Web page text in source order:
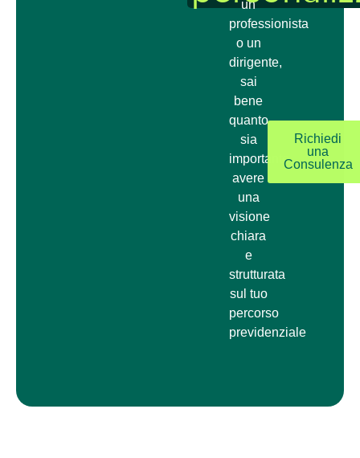
un
professionista
o un
dirigente,
sai
bene
quanto
sia
importante
avere
una
visione
chiara
e
strutturata
sul tuo
percorso
previdenziale
Richiedi
una
Consulenza